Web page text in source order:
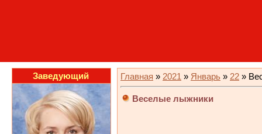
Заведующий Главная » 2021 » Январь » 22 »
Веселые лыжники